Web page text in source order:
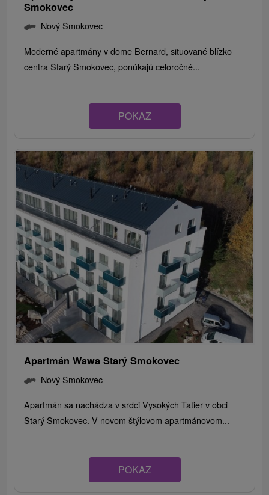
Smokovec
Nový Smokovec
Moderné apartmány v dome Bernard, situované blízko
centra Starý Smokovec, ponúkajú celoročné...
POKAZ
Apartmán Wawa Starý Smokovec
Nový Smokovec
Apartmán sa nachádza v srdci Vysokých Tatier v obci
Starý Smokovec. V novom štýlovom apartmánovom...
POKAZ